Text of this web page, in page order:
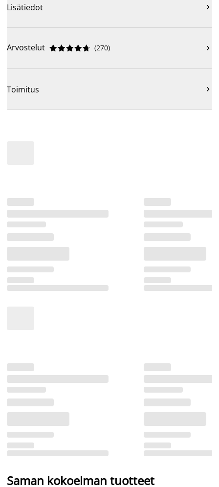
Lisätiedot 
Arvostelut 




 (270) 
Toimitus 
Saman kokoelman tuotteet